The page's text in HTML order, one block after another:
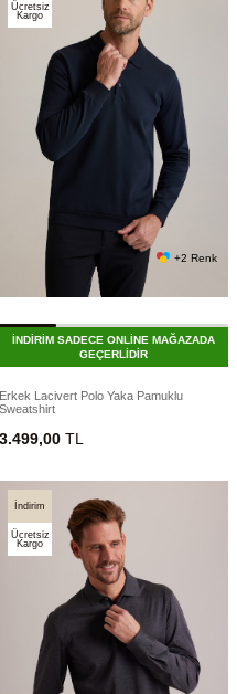
Ücretsiz
Kargo
+2 Renk
İNDİRİM SADECE ONLİNE MAĞAZADA
GEÇERLİDİR
Erkek Lacivert Polo Yaka Pamuklu
Sweatshirt
3.499,00 TL
İndirim
Ücretsiz
Kargo